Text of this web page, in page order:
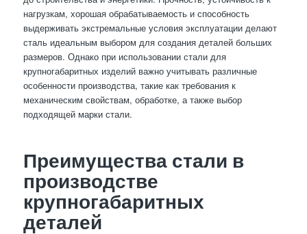
нагрузкам, хорошая обрабатываемость и способность
выдерживать экстремальные условия эксплуатации делают
сталь идеальным выбором для создания деталей больших
размеров. Однако при использовании стали для
крупногабаритных изделий важно учитывать различные
особенности производства, такие как требования к
механическим свойствам, обработке, а также выбор
подходящей марки стали.
Преимущества стали в
производстве
крупногабаритных
деталей